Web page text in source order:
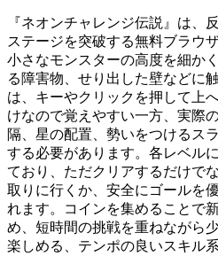
『ネオンチャレンジ伝説』は、
ステージを突破する無料ブラウ
小さなモンスターの高度を細か
る障害物、せり出した壁などに
は、キーやクリックを押して上
けなので覚えやすい一方、実際
隔、星の配置、勢いをつけるス
する必要があります。各レベル
ており、ただクリアするだけで
取りに行くか、安全にゴールを
れます。コインを集めることで
め、短時間の挑戦を重ねながら
楽しめる、テンポの良いスキル